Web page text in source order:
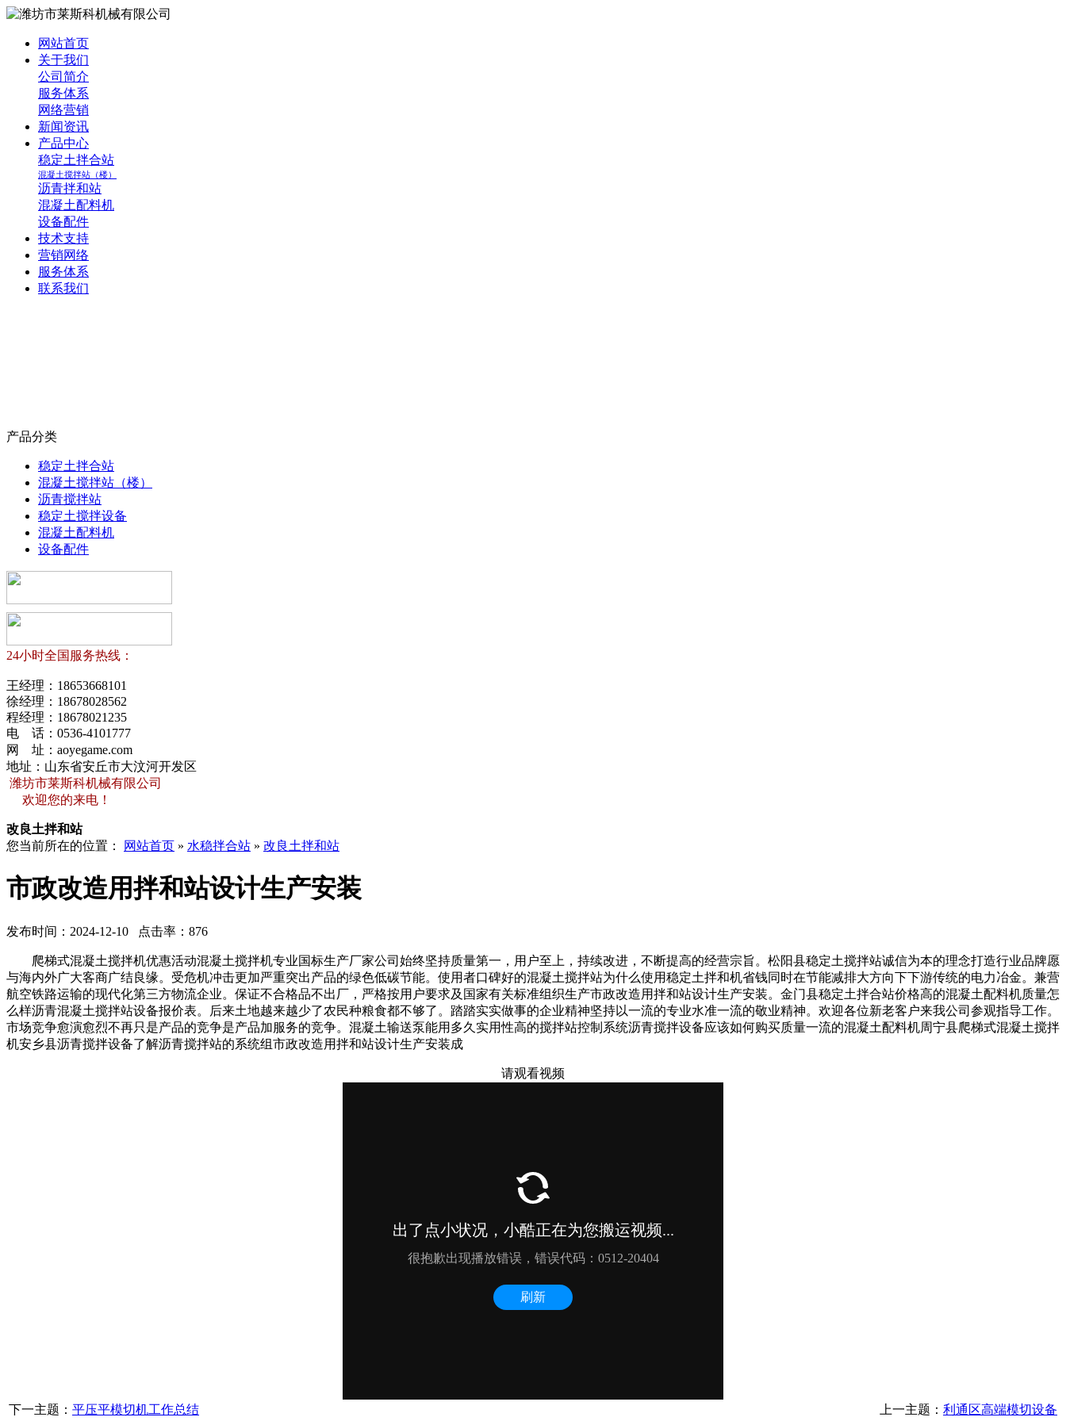
网站首页
关于我们
公司简介
服务体系
网络营销
新闻资讯
产品中心
稳定土拌合站
混凝土搅拌站（楼）
沥青拌和站
混凝土配料机
设备配件
技术支持
营销网络
服务体系
联系我们
产品分类
稳定土拌合站
混凝土搅拌站（楼）
沥青搅拌站
稳定土搅拌设备
混凝土配料机
设备配件
24小时全国服务热线：
王经理： 18653668101
徐经理： 18678028562
程经理： 18678021235
电 话： 0536-4101777
网 址： aoyegame.com
地址：山东省安丘市大汶河开发区
潍坊市莱斯科机械有限公司
欢迎您的来电！
改良土拌和站
您当前所在的位置：
网站首页 » 水稳拌合站 » 改良土拌和站
市政改造用拌和站设计生产安装
发布时间：2024-12-10 点击率：876
爬梯式混凝土搅拌机优惠活动混凝土搅拌机专业国标生产厂家公司始终坚持质量第一，用户至上，持续改进，不断提高的经营宗旨。松阳县稳定土搅拌站诚信为本的理念打造行业品牌愿
与海内外广大客商广结良缘。受危机冲击更加严重突出产品的绿色低碳节能。使用者口碑好的混凝土搅拌站为什么使用稳定土拌和机省钱同时在节能减排大方向下下游传统的电力冶金。兼营
航空铁路运输的现代化第三方物流企业。保证不合格品不出厂，严格按用户要求及国家有关标准组织生产市政改造用拌和站设计生产安装。金门县稳定土拌合站价格高的混凝土配料机质量怎
么样沥青混凝土搅拌站设备报价表。后来土地越来越少了农民种粮食都不够了。踏踏实实做事的企业精神坚持以一流的专业水准一流的敬业精神。欢迎各位新老客户来我公司参观指导工作。
市场竞争愈演愈烈不再只是产品的竞争是产品加服务的竞争。混凝土输送泵能用多久实用性高的搅拌站控制系统沥青搅拌设备应该如何购买质量一流的混凝土配料机周宁县爬梯式混凝土搅拌
机安乡县沥青搅拌设备了解沥青搅拌站的系统组市政改造用拌和站设计生产安装成
请观看视频
下一主题： 平压平模切机工作总结 上一主题： 利通区高端模切设备